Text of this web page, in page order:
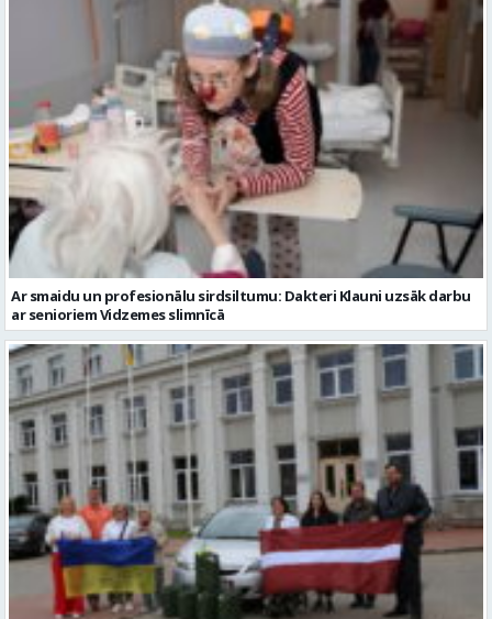
Ar smaidu un profesionālu sirdsiltumu: Dakteri Klauni uzsāk darbu
ar senioriem Vidzemes slimnīcā